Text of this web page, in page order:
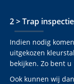
2 > Trap
Indien nodig
uitgekozen
bekijken. Zo bent u
Ook kunnen wij